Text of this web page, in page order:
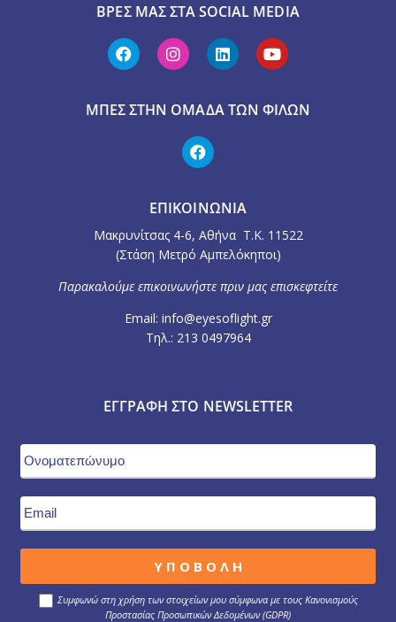
ΒΡΕΣ ΜΑΣ ΣΤΑ SOCIAL MEDIA
ΜΠΕΣ ΣΤΗΝ ΟΜΆΔΑ ΤΩΝ ΦΊΛΩΝ
ΕΠΙΚΟΙΝΩΝΙΑ
Μακρυνίτσας 4-6, Αθήνα Τ.Κ. 11522
(Στάση Μετρό Αμπελόκηποι)
Παρακαλούμε επικοινωνήστε πριν μας επισκεφτείτε
Email: info@eyesoflight.gr
Τηλ.: 213 0497964
ΕΓΓΡΑΦΉ ΣΤΟ NEWSLETTER
Συμφωνώ στη χρήση των στοιχείων μου σύμφωνα με τους Κανονισμούς
Προστασίας Προσωπικών Δεδομένων (GDPR)